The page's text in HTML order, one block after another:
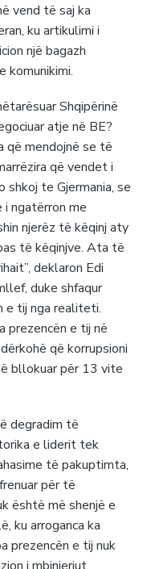
vend të saj ka
ku artikulimi i
një bagazh
komunikimi.
Shqipërinë
atje në BE?
që mendojnë se të
që vendet i
shkoj te Gjermania, se
i ngatërron me
njerëz të këqinj aty
të këqinjve. Ata të
deklaron Edi
duke shfaqur
e tij nga realiteti.
prezencën e tij në
që korrupsioni
bllokuar për 13 vite
degradim të
e liderit tek
të pakuptimta,
për të
është më shenjë e
ku arroganca ka
prezencën e tij nuk